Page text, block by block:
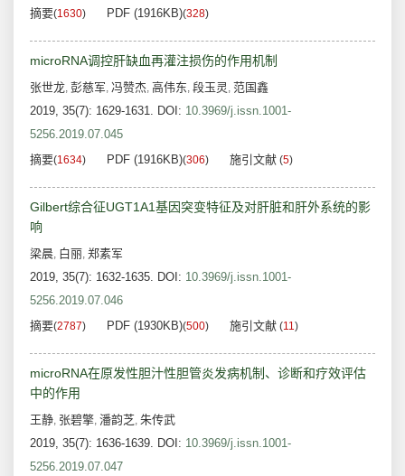
摘要(1630) PDF (1916KB)(328)
microRNA调控肝缺血再灌注损伤的作用机制
张世龙, 彭慈军, 冯赞杰, 高伟东, 段玉灵 , 范国鑫
2019, 35(7): 1629-1631. DOI: 10.3969/j.issn.1001-
5256.2019.07.045
摘要(1634) PDF (1916KB)(306) 施引文献 (5)
Gilbert综合征UGT1A1基因突变特征及对肝脏和肝外系统的影
响
梁晨, 白丽, 郑素军
2019, 35(7): 1632-1635. DOI: 10.3969/j.issn.1001-
5256.2019.07.046
摘要(2787) PDF (1930KB)(500) 施引文献 (11)
microRNA在原发性胆汁性胆管炎发病机制、诊断和疗效评估
中的作用
王静, 张碧擎, 潘韵芝, 朱传武
2019, 35(7): 1636-1639. DOI: 10.3969/j.issn.1001-
5256.2019.07.047